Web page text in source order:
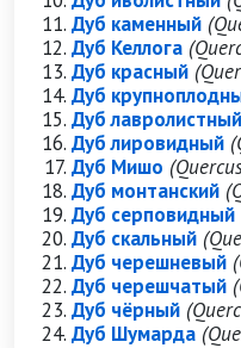
Дуб каменный
Дуб Келлога
Дуб красный
Дуб
Дуб лавролистный
Дуб лировидный
Дуб Мишо
Дуб монтанский
Дуб серповидный
Дуб скальный
Дуб черешневый
Дуб черешчатый
Дуб чёрный
Дуб Шумарда